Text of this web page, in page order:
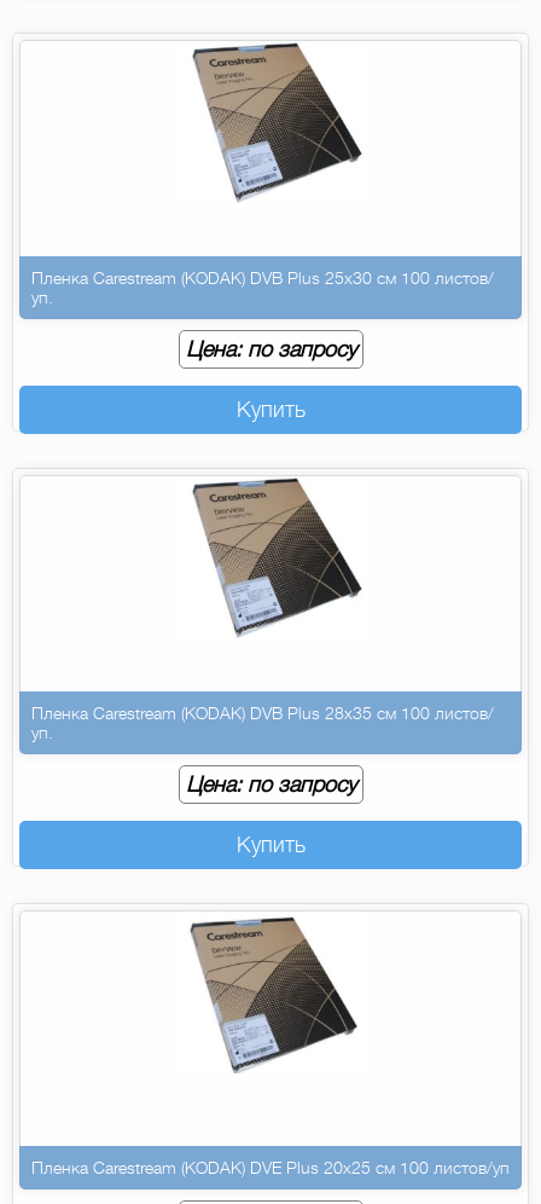
Пленка Carestream (KODAK) DVB Plus 25х30 см 100 листов/
уп.
Цена: по запросу
Купить
Пленка Carestream (KODAK) DVB Plus 28х35 см 100 листов/
уп.
Цена: по запросу
Купить
Пленка Carestream (KODAK) DVE Plus 20х25 см 100 листов/уп